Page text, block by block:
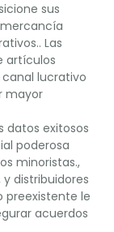
sus
Las
artículos
lucrativo
mayor
datos exitosos
poderosa
minoristas.,
distribuidores
preexistente le
acuerdos